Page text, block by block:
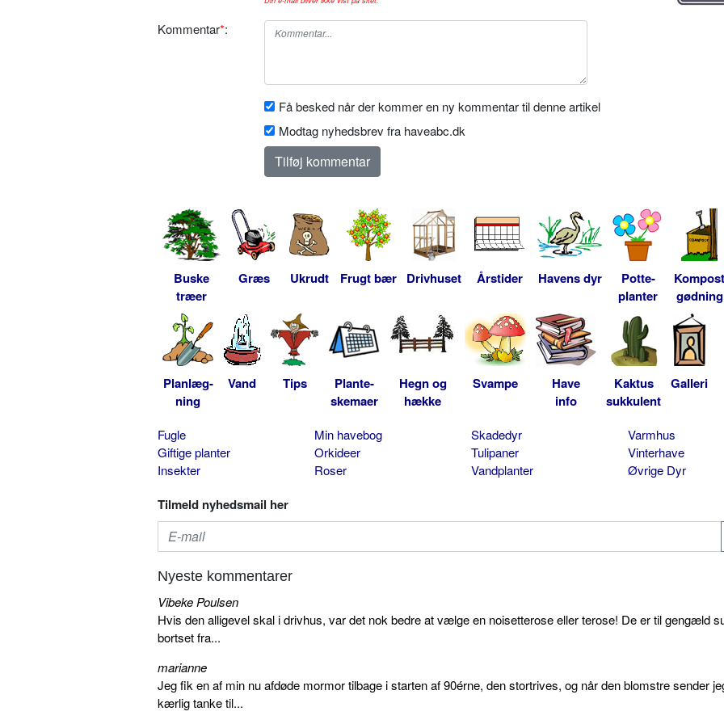
Kommentar*:
Få besked når der kommer en ny kommentar til denne artikel
Modtag nyhedsbrev fra haveabc.dk
Buske
træer
Græs Ukrudt Frugt bær Drivhuset Årstider Havens dyr
Potte-
planter
Kompost
gødning
Planlæg-
ning
Vand Tips
Plante-
skemaer
Hegn og
hække
Svampe
Have
info
Kaktus
sukkulent
Galleri
Fugle
Giftige planter
Insekter
Min havebog
Orkideer
Roser
Skadedyr
Tulipaner
Vandplanter
Varmhus
Vinterhave
Øvrige Dyr
Tilmeld nyhedsmail her
Nyeste kommentarer
Vibeke Poulsen
Hvis den alligevel skal i drivhus, var det nok bedre at vælge en noisetterose eller terose! De er til gengæld
bortset fra...
marianne
Jeg fik en af min nu afdøde mormor tilbage i starten af 90érne, den stortrives, og når den blomstre sender
kærlig tanke til...